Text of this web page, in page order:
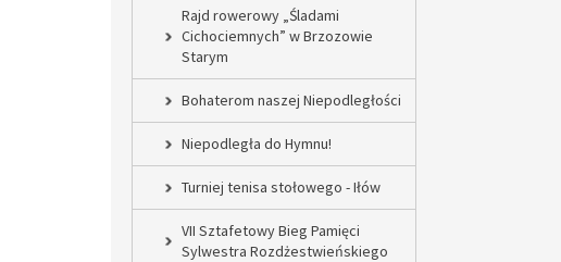
Rajd rowerowy „Śladami
Cichociemnych” w Brzozowie
Starym
Bohaterom naszej Niepodległości
Niepodległa do Hymnu!
Turniej tenisa stołowego - Iłów
VII Sztafetowy Bieg Pamięci
Sylwestra Rozdżestwieńskiego